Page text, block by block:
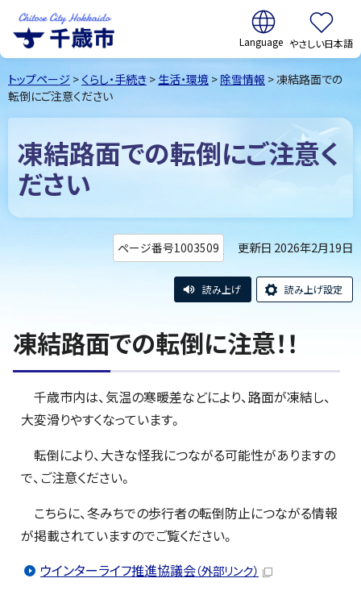
千歳市Chitose
City Hokkaido
翻訳:
やさしい日本語
トップページ > くらし・手続き > 生活・環境 > 除雪情報 > 凍結路面での
転倒にご注意ください
凍結路面での転倒にご注意く
ださい
ページ番号1003509 更新日 2026年2月19日
読み上げ 読み上げ設定
凍結路面での転倒に注意！！
千歳市内は、気温の寒暖差などにより、路面が凍結し、
大変滑りやすくなっています。
転倒により、大きな怪我につながる可能性がありますの
で、ご注意ください。
こちらに、冬みちでの歩行者の転倒防止につながる情報
が掲載されていますのでご覧ください。
ウインターライフ推進協議会（外部リンク）